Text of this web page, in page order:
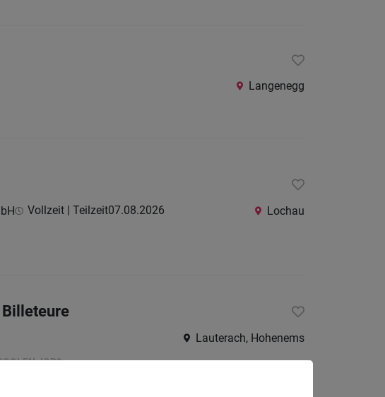
Langenegg
Vollzeit | Teilzeit07.08.2026 Lochau
Lauterach, Hohenems
JOB?